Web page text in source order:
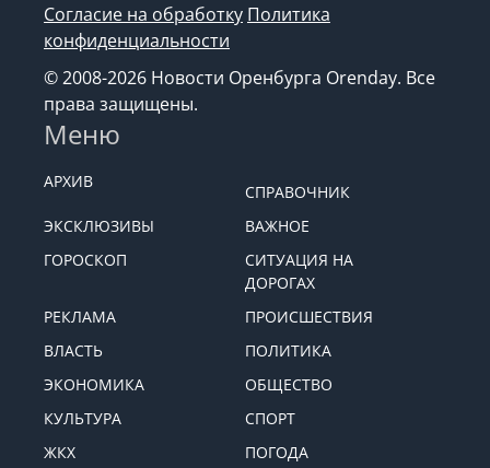
Согласие на обработку Политика
конфиденциальности
© 2008-2026 Новости Оренбурга Orenday. Все
права защищены.
Меню
АРХИВ
СПРАВОЧНИК
ЭКСКЛЮЗИВЫ
ВАЖНОЕ
ГОРОСКОП
СИТУАЦИЯ НА
ДОРОГАХ
РЕКЛАМА
ПРОИСШЕСТВИЯ
ВЛАСТЬ
ПОЛИТИКА
ЭКОНОМИКА
ОБЩЕСТВО
КУЛЬТУРА
СПОРТ
ЖКХ
ПОГОДА